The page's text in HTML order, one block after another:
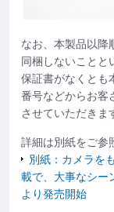
なお、本製品以降
同梱しないことと
保証書がなくとも
番号などからお客
させていただきま
詳細は別紙をご参
別紙：カメラを
載で、大事なシー
より発売開始